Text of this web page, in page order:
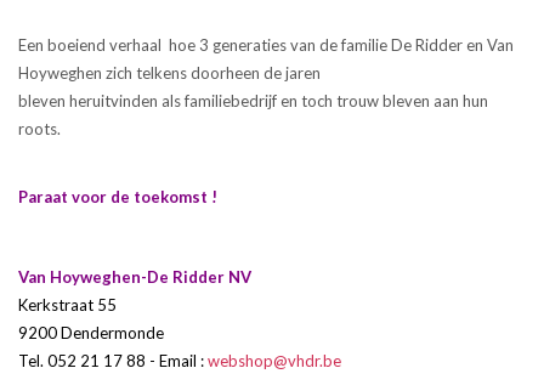
Een boeiend verhaal hoe 3 generaties van de familie De Ridder en Van
Hoyweghen zich telkens doorheen de jaren
bleven heruitvinden als familiebedrijf en toch trouw bleven aan hun
roots.
Paraat voor de toekomst !
Van Hoyweghen-De Ridder NV
Kerkstraat 55
9200 Dendermonde
Tel. 052 21 17 88 - Email :webshop@vhdr.be